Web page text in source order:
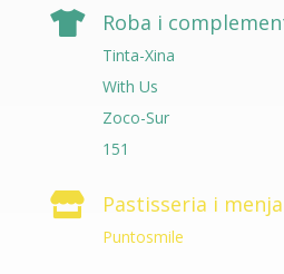
 Roba i
Tinta-Xina
With Us
Zoco-Sur
151
 Pastisseria i
Puntosmile